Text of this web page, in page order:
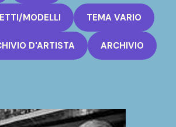
MODELLI TEMA VARIO
D'ARTISTA ARCHIVIO